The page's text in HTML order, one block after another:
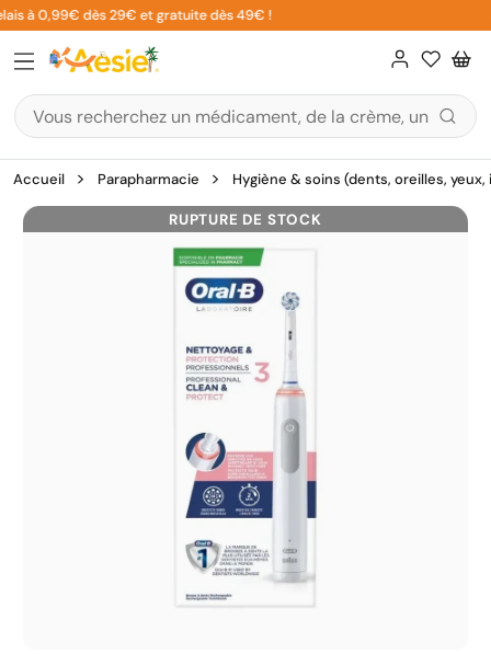
Aller
au
contenu
à 0,99€ dès 29€ et gratuite dès 49€ !
Accueil Parapharmacie Hygiène & soins (dents, oreilles,
RUPTURE DE STOCK